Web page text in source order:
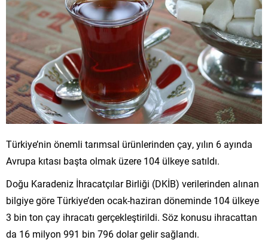
Türkiye’nin önemli tarımsal ürünlerinden çay, yılın 6 ayında
Avrupa kıtası başta olmak üzere 104 ülkeye satıldı.
Doğu Karadeniz İhracatçılar Birliği (DKİB) verilerinden alınan
bilgiye göre Türkiye’den ocak-haziran döneminde 104 ülkeye
3 bin ton çay ihracatı gerçekleştirildi. Söz konusu ihracattan
da 16 milyon 991 bin 796 dolar gelir sağlandı.